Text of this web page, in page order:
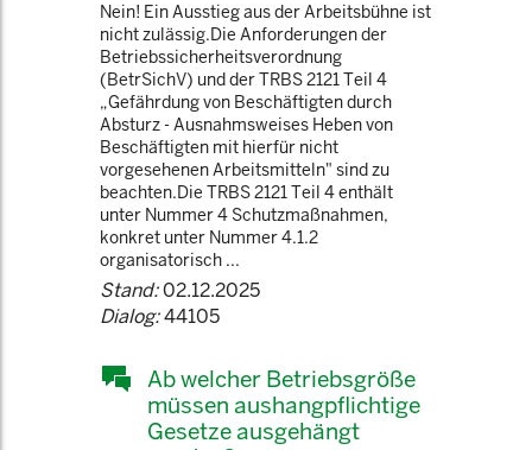
Nein! Ein Ausstieg aus der Arbeitsbühne ist
nicht zulässig.Die Anforderungen der
Betriebssicherheitsverordnung
(BetrSichV) und der TRBS 2121 Teil 4
„Gefährdung von Beschäftigten durch
Absturz - Ausnahmsweises Heben von
Beschäftigten mit hierfür nicht
vorgesehenen Arbeitsmitteln" sind zu
beachten.Die TRBS 2121 Teil 4 enthält
unter Nummer 4 Schutzmaßnahmen,
konkret unter Nummer 4.1.2
organisatorisch ...
Stand:02.12.2025
Dialog:44105
Ab welcher Betriebsgröße
müssen aushangpflichtige
Gesetze ausgehängt